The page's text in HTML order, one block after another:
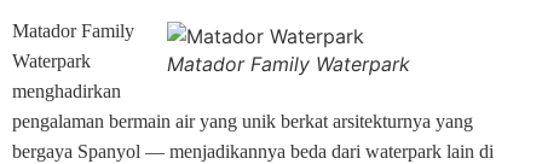
Matador Family Waterpark
Matador Family
Waterpark
menghadirkan
pengalaman bermain air yang unik berkat arsitekturnya yang
bergaya Spanyol — menjadikannya beda dari waterpark lain di